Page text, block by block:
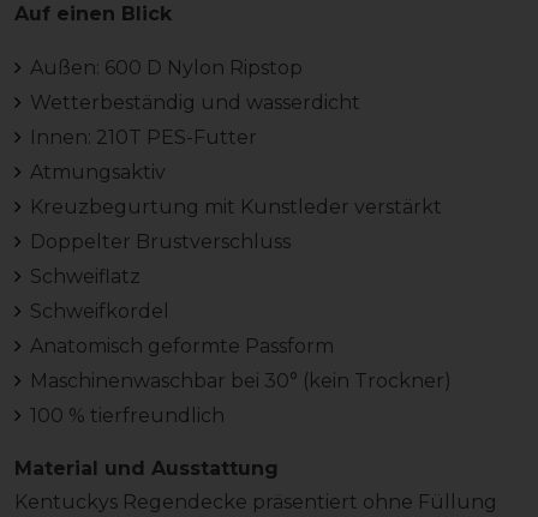
Auf einen Blick
Außen: 600 D Nylon Ripstop
Wetterbeständig und wasserdicht
Innen: 210T PES-Futter
Atmungsaktiv
Kreuzbegurtung mit Kunstleder verstärkt
Doppelter Brustverschluss
Schweiflatz
Schweifkordel
Anatomisch geformte Passform
Maschinenwaschbar bei 30° (kein Trockner)
100 % tierfreundlich
Material und Ausstattung
Kentuckys Regendecke präsentiert ohne Füllung